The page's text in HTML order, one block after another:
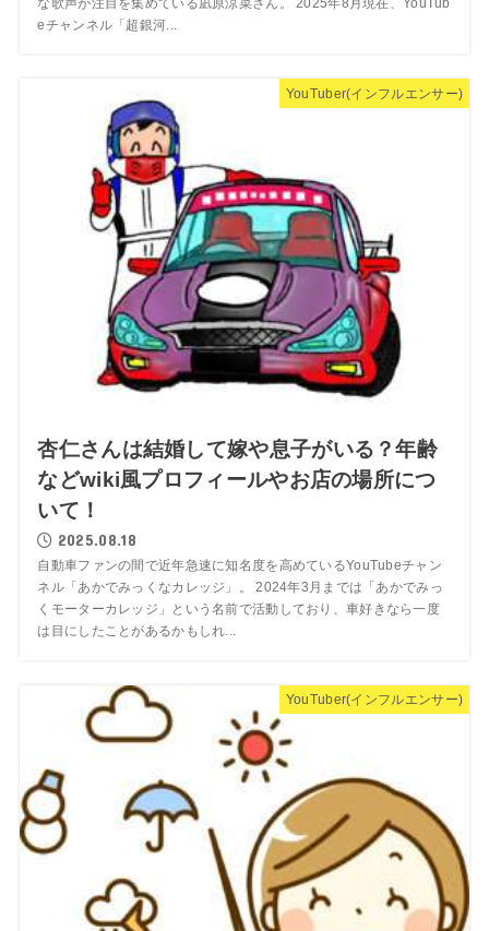
な歌声が注目を集めている凪原涼菜さん。 2025年8月現在、YouTub
eチャンネル「超銀河...
YouTuber(インフルエンサー)
杏仁さんは結婚して嫁や息子がいる？年齢
などwiki風プロフィールやお店の場所につ
いて！
2025.08.18
自動車ファンの間で近年急速に知名度を高めているYouTubeチャン
ネル「あかでみっくなカレッジ」。 2024年3月までは「あかでみっ
くモーターカレッジ」という名前で活動しており、車好きなら一度
は目にしたことがあるかもしれ...
YouTuber(インフルエンサー)